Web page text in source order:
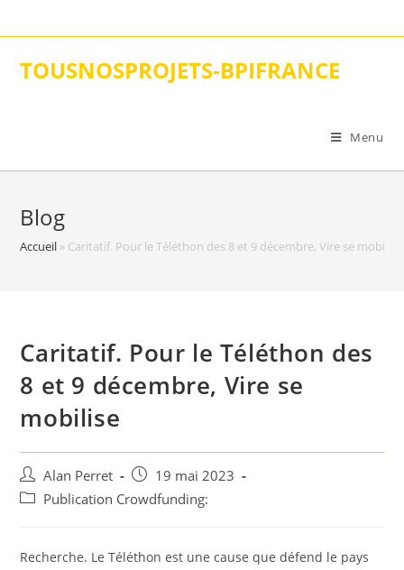
to
TOUSNOSPROJETS-BPIFRANCE
Menu
Blog
Accueil » Caritatif. Pour le Téléthon des 8 et 9 décembre, Vire se mobilise
Caritatif. Pour le Téléthon des
8 et 9 décembre, Vire se
mobilise
Auteur/autrice
de
Alan Perret
Post
published:
19 mai 2023
PostPublication Crowdfunding:
Recherche. Le Téléthon est une cause que défend le pays